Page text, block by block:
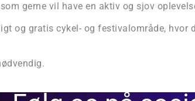
gerne vil have en aktiv og sjov
og gratis cykel- og festivalområde, hvor